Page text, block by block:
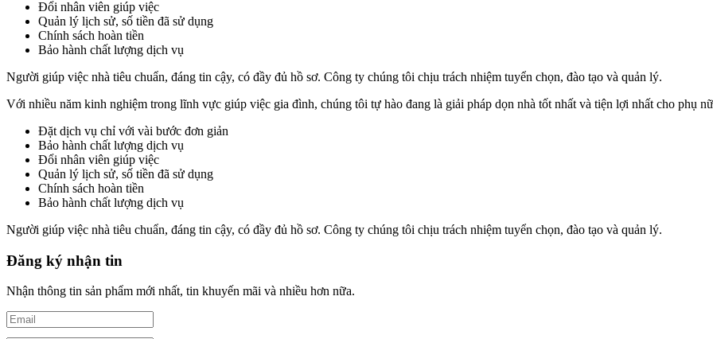
Đổi nhân viên giúp việc
Quản lý lịch sử, số tiền đã sử dụng
Chính sách hoàn tiền
Bảo hành chất lượng dịch vụ
Người giúp việc nhà tiêu chuẩn, đáng tin cậy, có đầy đủ hồ sơ. Công ty chúng tôi chịu trách nhiệm tuyển chọn, đào tạo và quản lý.
Với nhiều năm kinh nghiệm trong lĩnh vực giúp việc gia đình, chúng tôi tự hào đang là giải pháp dọn nhà tốt nhất và tiện lợi nhất cho phụ
Đặt dịch vụ chỉ với vài bước đơn giản
Bảo hành chất lượng dịch vụ
Đổi nhân viên giúp việc
Quản lý lịch sử, số tiền đã sử dụng
Chính sách hoàn tiền
Bảo hành chất lượng dịch vụ
Người giúp việc nhà tiêu chuẩn, đáng tin cậy, có đầy đủ hồ sơ. Công ty chúng tôi chịu trách nhiệm tuyển chọn, đào tạo và quản lý.
Đăng ký nhận tin
Nhận thông tin sản phẩm mới nhất, tin khuyến mãi và nhiều hơn nữa.